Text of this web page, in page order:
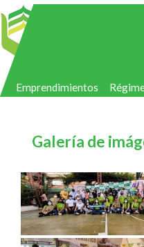
Emprendimientos
Galería de